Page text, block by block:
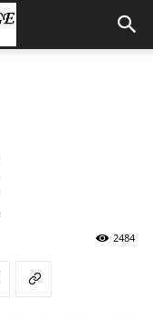
2484